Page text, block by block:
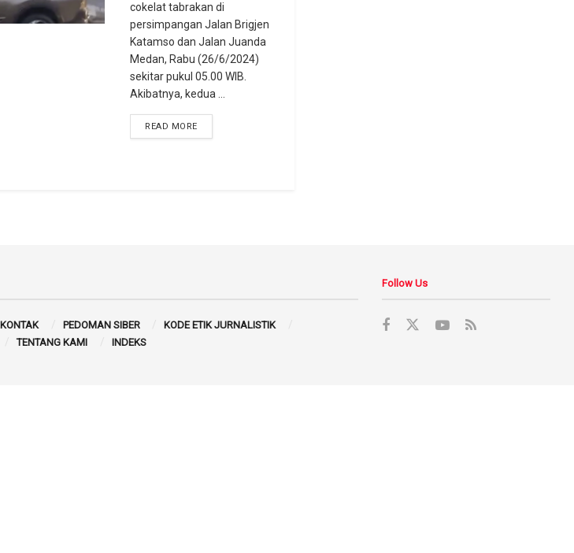
cokelat tabrakan di
persimpangan Jalan Brigjen
Katamso dan Jalan Juanda
Medan, Rabu (26/6/2024)
sekitar pukul 05.00 WIB.
Akibatnya, kedua ...
READ MORE
KONTAK PEDOMAN SIBER
KODE ETIK JURNALISTIK
TENTANG KAMI INDEKS
Follow Us